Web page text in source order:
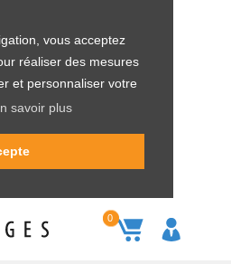
vous acceptez
réaliser des mesures
et personnaliser votre
savoir plus
0